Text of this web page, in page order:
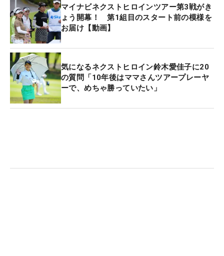
たのは、本当にうれしいです賞金はプロテスト合格
のため、練習ラウンドをいっぱいやらせていただき
ます」と、初出場で初優勝のよろこびを話した。
岡山県作陽高校出身で、徳田は渋野日向子のひとつ
下の学年だった。世界のトップで戦う偉大な先輩に
「早く追いつきたい」と心に誓う。プロテストは今
年で4回目の受験。今大会の優勝でつかんだもの
マイナビネクストヒロインツアー第3戦がき
ょう開幕！ 第1組目のスタート前の模様を
お届け【動画】
気になるネクストヒロイン鈴木愛佳子に20
の質問「10年後はママさんツアープレーヤ
ーで、めちゃ勝っていたい」